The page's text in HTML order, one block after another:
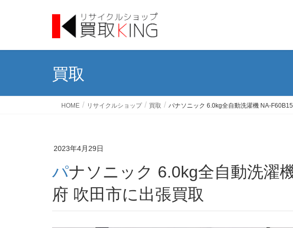
買取
HOME リサイクルショップ 買取 パナソニック 6.0kg全自動洗濯機 NA-
2023年4月29日
パナソニック 6.0kg全自動洗濯機 NA-F60B15 大阪
府 吹田市に出張買取